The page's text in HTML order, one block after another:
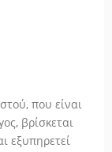
που είναι
βρίσκεται
εξυπηρετεί